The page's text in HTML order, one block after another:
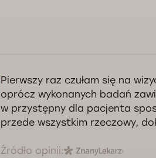
Pierwszy raz czułam się na
oprócz wykonanych badań
w przystępny dla pacjenta
przede wszystkim rzeczowy,
Źródło opinii: